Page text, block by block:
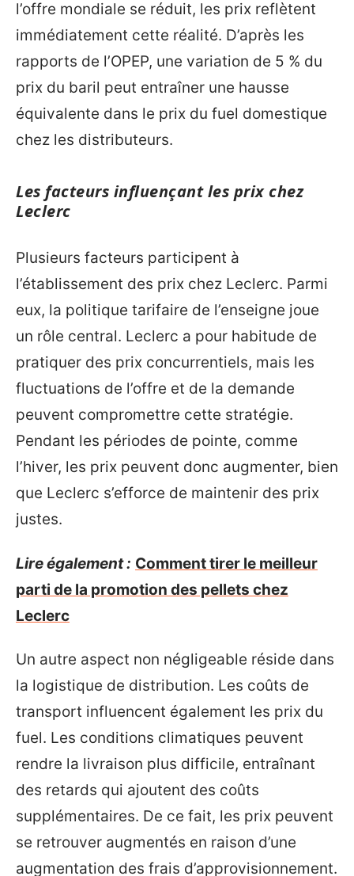
l’offre mondiale se réduit, les prix reflètent
immédiatement cette réalité. D’après les
rapports de l’OPEP, une variation de 5 % du
prix du baril peut entraîner une hausse
équivalente dans le prix du fuel domestique
chez les distributeurs.
Les facteurs influençant les prix chez
Leclerc
Plusieurs facteurs participent à
l’établissement des prix chez Leclerc. Parmi
eux, la politique tarifaire de l’enseigne joue
un rôle central. Leclerc a pour habitude de
pratiquer des prix concurrentiels, mais les
fluctuations de l’offre et de la demande
peuvent compromettre cette stratégie.
Pendant les périodes de pointe, comme
l’hiver, les prix peuvent donc augmenter, bien
que Leclerc s’efforce de maintenir des prix
justes.
Lire également : Comment tirer le meilleur
parti de la promotion des pellets chez
Leclerc
Un autre aspect non négligeable réside dans
la logistique de distribution. Les coûts de
transport influencent également les prix du
fuel. Les conditions climatiques peuvent
rendre la livraison plus difficile, entraînant
des retards qui ajoutent des coûts
supplémentaires. De ce fait, les prix peuvent
se retrouver augmentés en raison d’une
augmentation des frais d’approvisionnement.